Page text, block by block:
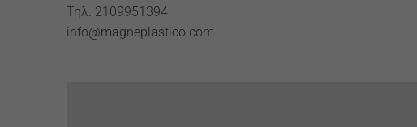
Τηλ. 2109951394
info@magneplastico.com